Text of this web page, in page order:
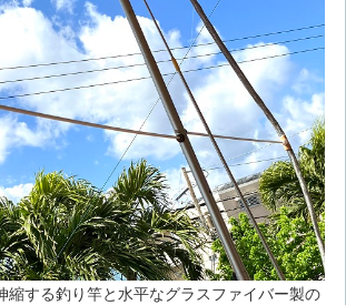
縮する釣り竿と水平なグラスファイバー製の